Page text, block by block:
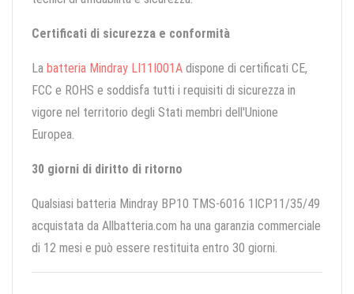
Certificati di sicurezza e conformità
La batteria Mindray LI11I001A dispone di certificati CE,
FCC e ROHS e soddisfa tutti i requisiti di sicurezza in
vigore nel territorio degli Stati membri dell'Unione
Europea.
30 giorni di diritto di ritorno
Qualsiasi batteria Mindray BP10 TMS-6016 1ICP11/35/49
acquistata da Allbatteria.com ha una garanzia commerciale
di 12 mesi e può essere restituita entro 30 giorni.